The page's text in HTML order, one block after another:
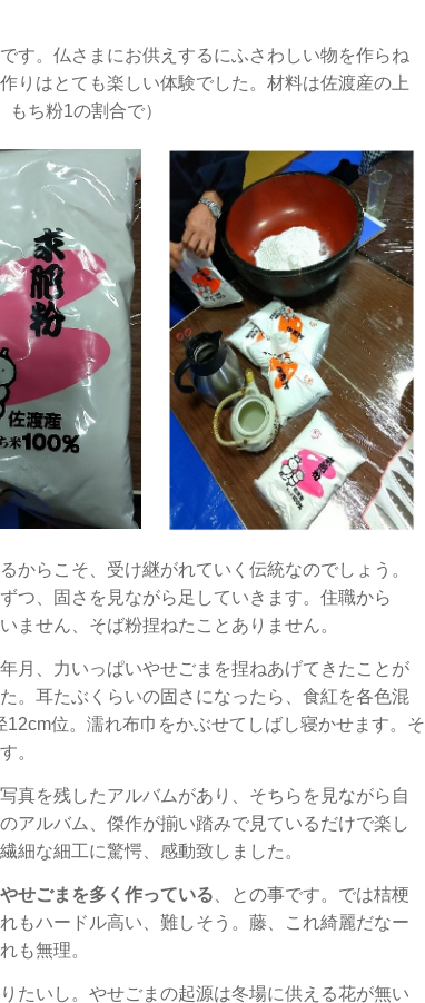
す。仏さまにお供えするにふさわしい物を作らね
りはとても楽しい体験でした。材料は佐渡産の上
ち粉1の割合で）
からこそ、受け継がれていく伝統なのでしょう。
つ、固さを見ながら足していきます。住職から
ません、そば粉捏ねたことありません。
月、力いっぱいやせごまを捏ねあげてきたことが
。耳たぶくらいの固さになったら、食紅を各色混
位。濡れ布巾をかぶせてしばし寝かせます。そ
。
真を残したアルバムがあり、そちらを見ながら自
アルバム、傑作が揃い踏みで見ているだけで楽し
細な細工に驚愕、感動致しました。
せごまを多く作っている 、との事です。では桔梗
もハードル高い、難しそう。藤、これ綺麗だなー
も無理。
たいし。やせごまの起源は冬場に供える花が無い